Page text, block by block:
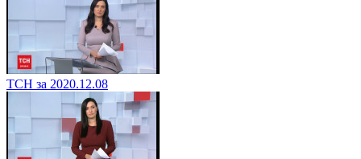
ТСН за 2020.12.08